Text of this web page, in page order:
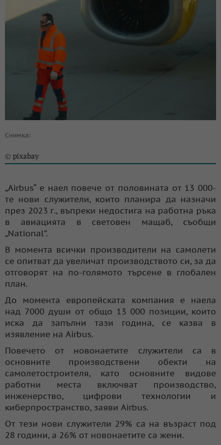
Снимка:
© pixabay
„Airbus“ е наел повече от половината от 13 000-
те нови служители, които планира да назначи
през 2023 г., въпреки недостига на работна ръка
в авиацията в световен мащаб, съобщи
„National”.
В момента всички производители на самолети
се опитват да увеличат производството си, за да
отговорят на по-голямото търсене в глобален
план.
До момента европейската компания е наела
над 7000 души от общо 13 000 позиции, които
иска да запълни тази година, се казва в
изявление на Airbus.
Повечето от новонаетите служители са в
основните производствени обекти на
самолетостроителя, като основните видове
работни места включват производство,
инженерство, цифрови технологии и
киберпространство, заяви Airbus.
От тези нови служители 29% са на възраст под
28 години, а 26% от новонаетите са жени.